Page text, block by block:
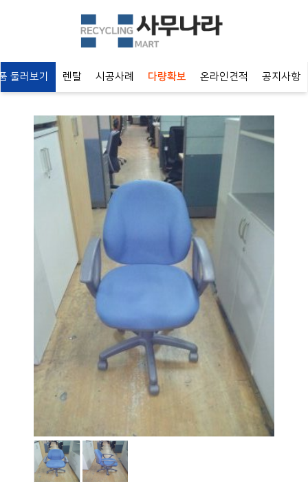
러보기 렌탈 시공사례 다량확보 온라인견적 공지사항